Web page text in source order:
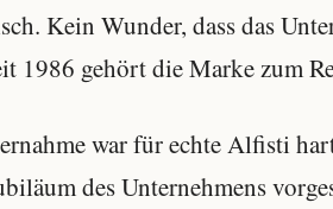
Kein Wunder, dass das
1986 gehört die Marke zum
war für echte Alfisti
des Unternehmens